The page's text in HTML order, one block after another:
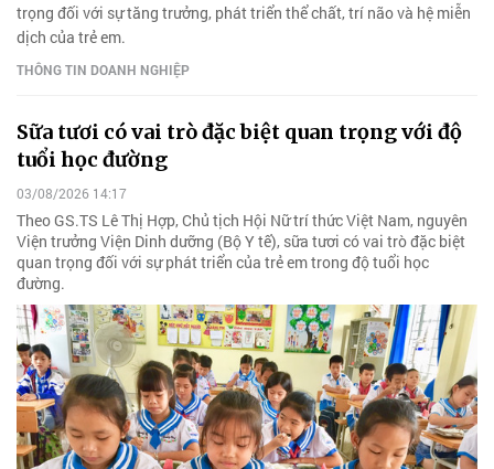
trọng đối với sự tăng trưởng, phát triển thể chất, trí não và hệ miễn
dịch của trẻ em.
THÔNG TIN DOANH NGHIỆP
Sữa tươi có vai trò đặc biệt quan trọng với độ
tuổi học đường
03/08/2026 14:17
Theo GS.TS Lê Thị Hợp, Chủ tịch Hội Nữ trí thức Việt Nam, nguyên
Viện trưởng Viện Dinh dưỡng (Bộ Y tế), sữa tươi có vai trò đặc biệt
quan trọng đối với sự phát triển của trẻ em trong độ tuổi học
đường.